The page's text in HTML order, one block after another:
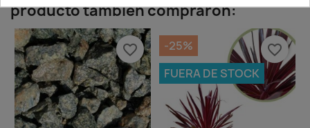
producto también compraron:
favorite_border
-25%
FUERA DE STOCK
favorite_border